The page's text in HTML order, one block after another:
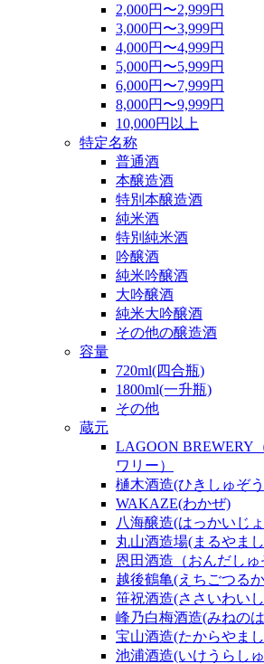
2,000円〜2,999円
3,000円〜3,999円
4,000円〜4,999円
5,000円〜5,999円
6,000円〜7,999円
8,000円〜9,999円
10,000円以上
特定名称
普通酒
本醸造酒
特別本醸造酒
純米酒
特別純米酒
吟醸酒
純米吟醸酒
大吟醸酒
純米大吟醸酒
その他の醸造酒
容量
720ml(四合瓶)
1800ml(一升瓶)
その他
蔵元
LAGOON BREWERY
ワリー）
樋木酒造(ひきしゅぞ
WAKAZE(わかぜ)
八海醸造(はっかいじ
丸山酒造場(まるやま
恩田酒造（おんだしゅ
越後鶴亀(えちごつる
笹祝酒造(ささいわい
峰乃白梅酒造(みねの
宝山酒造(たからやま
池浦酒造(いけうらし